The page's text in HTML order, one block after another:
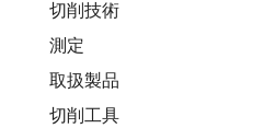
切削技術
測定
取扱製品
切削工具